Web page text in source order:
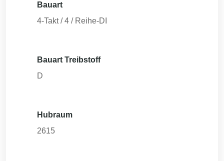
Bauart
4-Takt / 4 / Reihe-DI
Bauart Treibstoff
D
Hubraum
2615